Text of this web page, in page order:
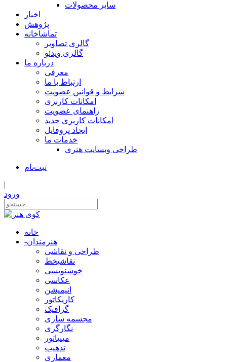
سایر محصولات
اخبار
پژوهش
تماشاخانه
گالری تصاویر
گالری ویدئو
درباره ما
معرفی
ارتباط با ما
شرایط و قوانین عضویت
امکانات کاربری
راهنمای عضویت
امکانات کاربری جدید
ایجاد پروفایل
خدمات ما
طراحی وبسایت هنری
ثبت‌نام
|
ورود
خانه
-هنرمندان
طراحی و نقاشی
نقاشیخط
خوشنویسی
عکاسی
انیمیشن
کاریکاتور
گرافیک
مجسمه سازی
نگارگری
مینیاتور
تذهیب
معماری